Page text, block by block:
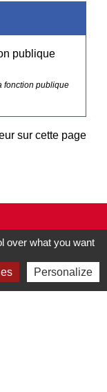
publique
fonction publique
sur cette page
over what you want
Personalize